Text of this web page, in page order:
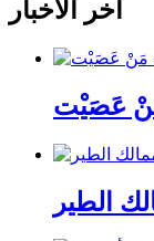
أخر الأخبار
الطير